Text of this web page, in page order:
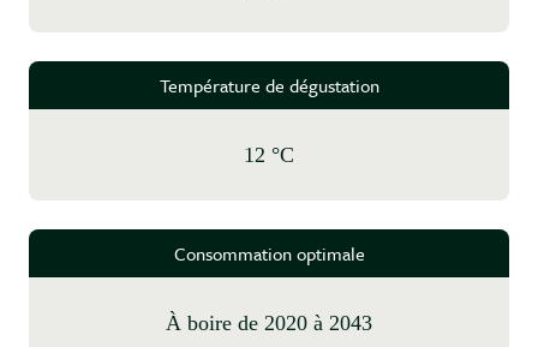
Température de dégustation
12 °C
Consommation optimale
à boire de 2020 à 2043